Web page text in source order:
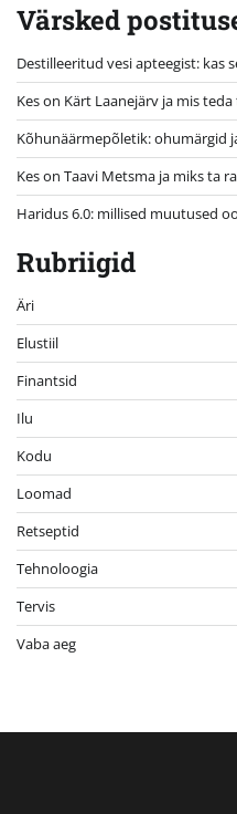
Värsked
Destilleeritud vesi apteegist: kas
Kes on Kärt Laanejärv ja mis
Kõhunäärmepõletik: ohumärgid
Kes on Taavi Metsma ja miks ta
Haridus 6.0: millised muutused
Rubriigid
Äri
Elustiil
Finantsid
Ilu
Kodu
Loomad
Retseptid
Tehnoloogia
Tervis
Vaba aeg